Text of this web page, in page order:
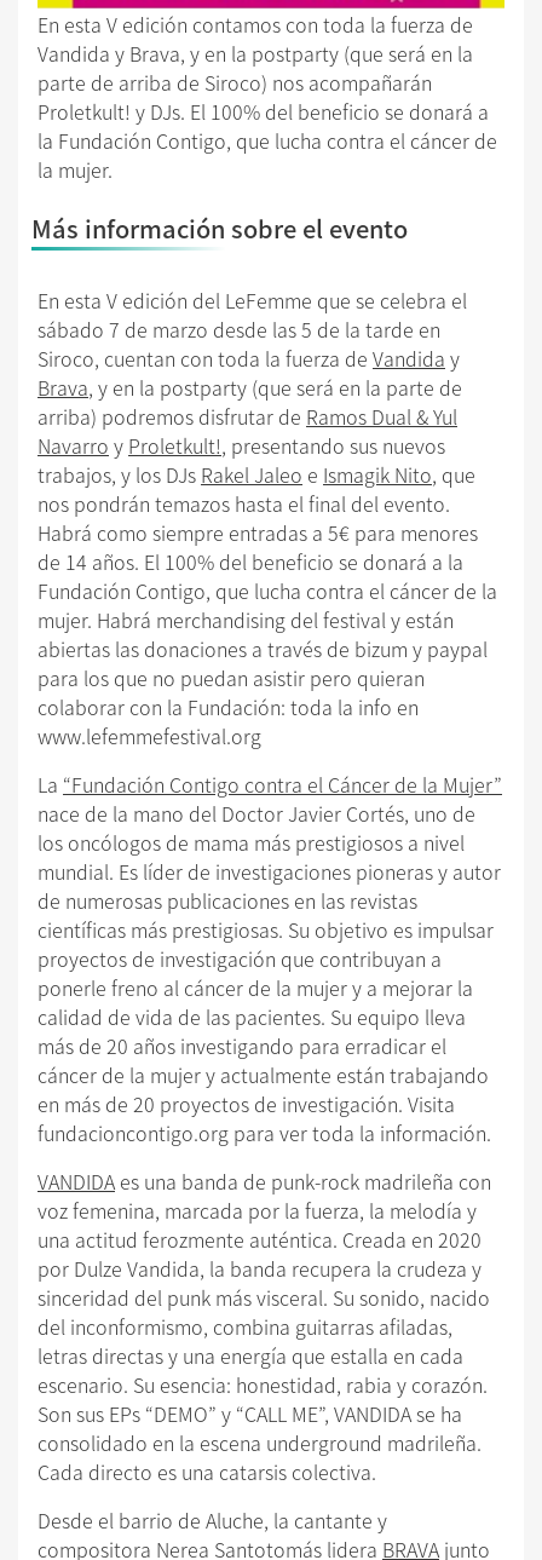
En esta V edición contamos con toda la fuerza de
Vandida y Brava, y en la postparty (que será en la
parte de arriba de Siroco) nos acompañarán
Proletkult! y DJs. El 100% del beneficio se donará a
la Fundación Contigo, que lucha contra el cáncer de
la mujer.
Más información sobre el evento
En esta V edición del LeFemme que se celebra el
sábado 7 de marzo desde las 5 de la tarde en
Siroco, cuentan con toda la fuerza de Vandida y
Brava, y en la postparty (que será en la parte de
arriba) podremos disfrutar de Ramos Dual & Yul
Navarro y Proletkult!, presentando sus nuevos
trabajos, y los DJs Rakel Jaleo e Ismagik Nito, que
nos pondrán temazos hasta el final del evento.
Habrá como siempre entradas a 5€ para menores
de 14 años. El 100% del beneficio se donará a la
Fundación Contigo, que lucha contra el cáncer de la
mujer. Habrá merchandising del festival y están
abiertas las donaciones a través de bizum y paypal
para los que no puedan asistir pero quieran
colaborar con la Fundación: toda la info en
www.lefemmefestival.org
La “Fundación Contigo contra el Cáncer de la Mujer”
nace de la mano del Doctor Javier Cortés, uno de
los oncólogos de mama más prestigiosos a nivel
mundial. Es líder de investigaciones pioneras y autor
de numerosas publicaciones en las revistas
científicas más prestigiosas. Su objetivo es impulsar
proyectos de investigación que contribuyan a
ponerle freno al cáncer de la mujer y a mejorar la
calidad de vida de las pacientes. Su equipo lleva
más de 20 años investigando para erradicar el
cáncer de la mujer y actualmente están trabajando
en más de 20 proyectos de investigación. Visita
fundacioncontigo.org para ver toda la información.
VANDIDA es una banda de punk-rock madrileña con
voz femenina, marcada por la fuerza, la melodía y
una actitud ferozmente auténtica. Creada en 2020
por Dulze Vandida, la banda recupera la crudeza y
sinceridad del punk más visceral. Su sonido, nacido
del inconformismo, combina guitarras afiladas,
letras directas y una energía que estalla en cada
escenario. Su esencia: honestidad, rabia y corazón.
Son sus EPs “DEMO” y “CALL ME”, VANDIDA se ha
consolidado en la escena underground madrileña.
Cada directo es una catarsis colectiva.
Desde el barrio de Aluche, la cantante y
compositora Nerea Santotomás lidera BRAVA junto